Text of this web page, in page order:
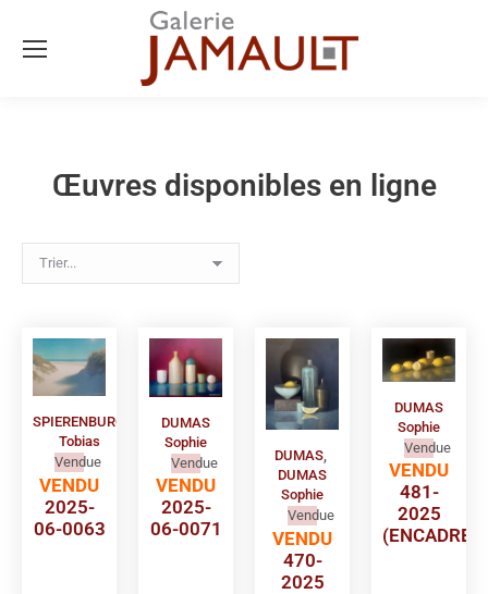
Œuvres disponibles en ligne
SPIERENBURG
Tobias
Vendue
VENDU
2025-
06-0063
DUMAS
Sophie
Vendue
VENDU
2025-
06-0071
DUMAS
DUMAS
Sophie
Vendue
VENDU
470-
2025
DUMAS
Sophie
Vendue
VENDU
481-
2025
(ENCADRE)